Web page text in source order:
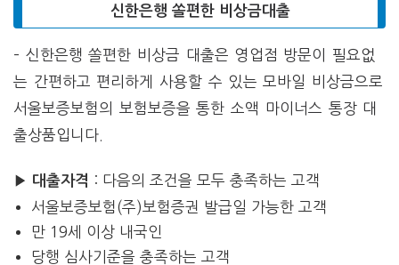
신한은행 쏠편한 비상금대출
– 신한은행 쏠편한 비상금 대출은 영업점 방문이 필요없
는 간편하고 편리하게 사용할 수 있는 모바일 비상금으로
서울보증보험의 보험보증을 통한 소액 마이너스 통장 대
출상품입니다.
▶ 대출자격 : 다음의 조건을 모두 충족하는 고객
서울보증보험(주)보험증권 발급일 가능한 고객
만 19세 이상 내국인
당행 심사기준을 충족하는 고객